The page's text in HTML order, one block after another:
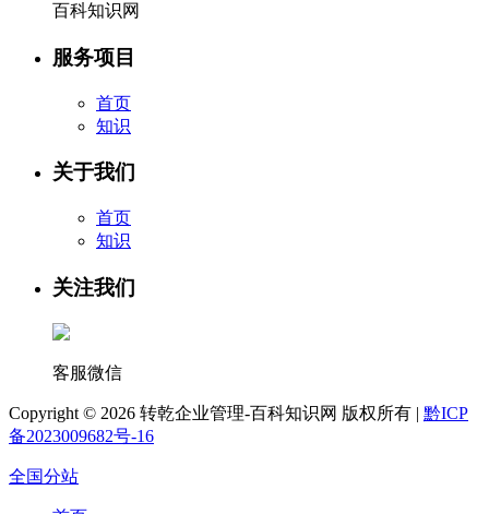
百科知识网
服务项目
首页
知识
关于我们
首页
知识
关注我们
客服微信
Copyright © 2026 转乾企业管理-百科知识网 版权所有 | 黔ICP
备2023009682号-16
全国分站